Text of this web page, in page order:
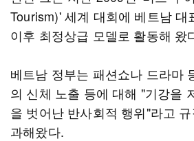
Tourism)' 세계 대회에 베트남 대
이후 최정상급 모델로 활동해 왔
베트남 정부는 패션쇼나 드라마
의 신체 노출 등에 대해 "기강을
을 벗어난 반사회적 행위"라고
과해왔다.